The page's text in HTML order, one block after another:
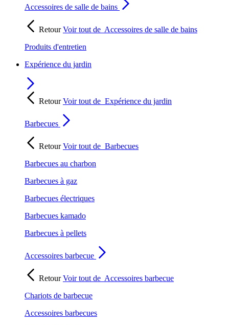
Accessoires de salle de bains
RetourVoir tout de Accessoires de salle de bains
Produits d'entretien
Expérience du jardin
RetourVoir tout de Expérience du jardin
Barbecues
RetourVoir tout de Barbecues
Barbecues au charbon
Barbecues à gaz
Barbecues électriques
Barbecues kamado
Barbecues à pellets
Accessoires barbecue
RetourVoir tout de Accessoires barbecue
Chariots de barbecue
Accessoires barbecues